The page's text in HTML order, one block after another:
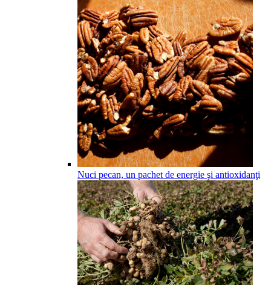
Nuci pecan, un pachet de energie şi antioxidanţi